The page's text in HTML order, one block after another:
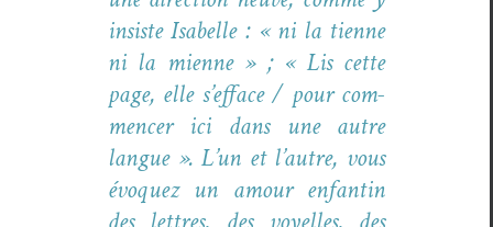
insiste Isabelle : « ni la tienne
ni la mienne » ; « Lis cette
page, elle s’efface / pour com­
mencer ici dans une autre
langue ». L’un et l’autre, vous
évo­quez un amour enfan­tin